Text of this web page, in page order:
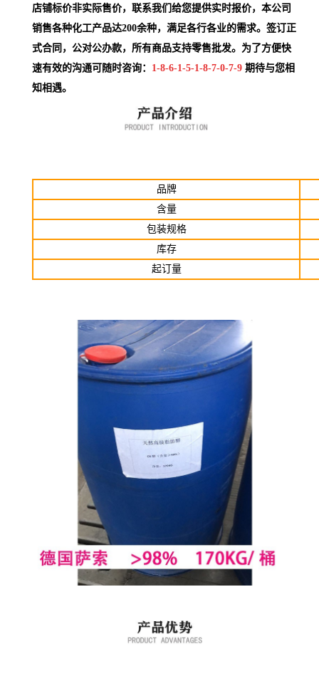
店铺标价非实际售价，联系我们给您提供实时报价，本公司
销售各种化工产品达200余种，满足各行各业的需求。签订正
式合同，公对公办款，所有商品支持零售批发。为了方便快
速有效的沟通可随时咨询： 1-8-6-1-5-1-8-7-0-7-9 期待与您相
知相遇。
品牌
含量
包装规格
库存
起订量